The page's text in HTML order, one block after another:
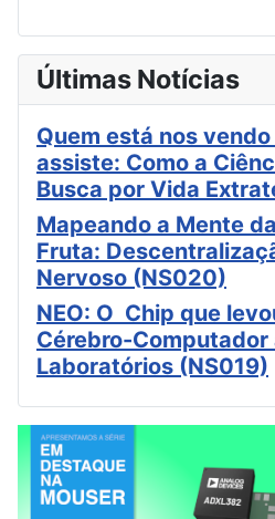
Últimas Notícias
Quem está nos
assiste: Como a
Busca por Vida
Mapeando a Mente
Fruta:
Nervoso (NS020)
NEO: O Chip que
Cérebro-Computador
Laboratórios (NS019)